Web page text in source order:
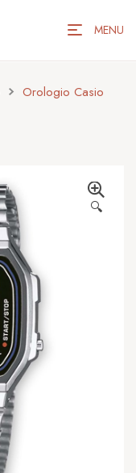
MENU
Orologio Casio
🔍